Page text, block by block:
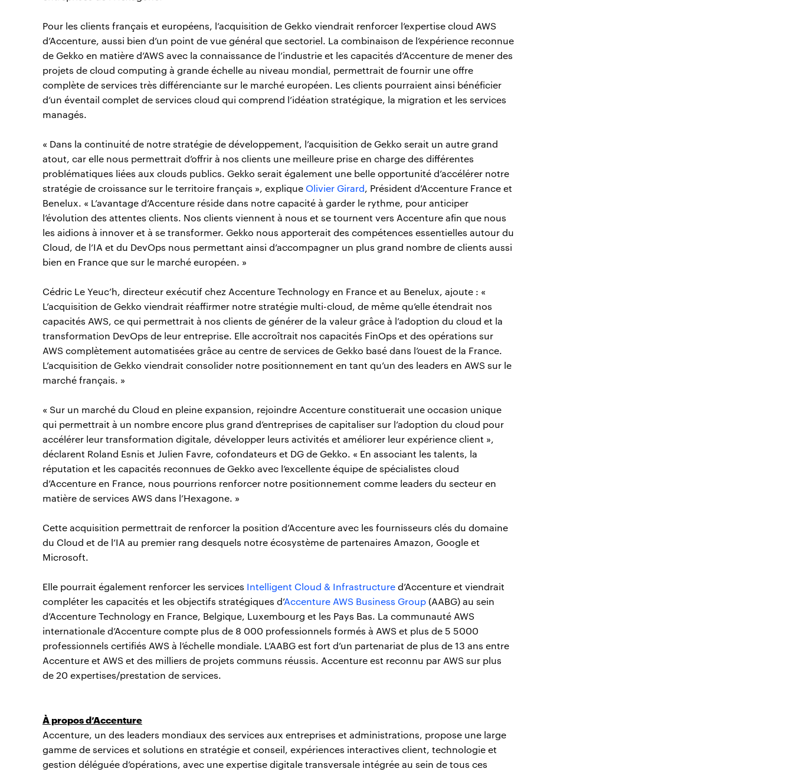
Pour les clients français et européens, l’acquisition de Gekko viendrait renforcer l’expertise cloud AWS
d’Accenture, aussi bien d’un point de vue général que sectoriel. La combinaison de l’expérience reconnue
de Gekko en matière d’AWS avec la connaissance de l’industrie et les capacités d’Accenture de mener des
projets de cloud computing à grande échelle au niveau mondial, permettrait de fournir une offre
complète de services très différenciante sur le marché européen. Les clients pourraient ainsi bénéficier
d’un éventail complet de services cloud qui comprend l’idéation stratégique, la migration et les services
managés.
« Dans la continuité de notre stratégie de développement, l’acquisition de Gekko serait un autre grand
atout, car elle nous permettrait d’offrir à nos clients une meilleure prise en charge des différentes
problématiques liées aux clouds publics. Gekko serait également une belle opportunité d’accélérer notre
stratégie de croissance sur le territoire français », explique Olivier Girard, Président d’Accenture France et
Benelux. « L’avantage d’Accenture réside dans notre capacité à garder le rythme, pour anticiper
l’évolution des attentes clients. Nos clients viennent à nous et se tournent vers Accenture afin que nous
les aidions à innover et à se transformer. Gekko nous apporterait des compétences essentielles autour du
Cloud, de l’IA et du DevOps nous permettant ainsi d’accompagner un plus grand nombre de clients aussi
bien en France que sur le marché européen. »
Cédric Le Yeuc’h, directeur exécutif chez Accenture Technology en France et au Benelux, ajoute : «
L’acquisition de Gekko viendrait réaffirmer notre stratégie multi-cloud, de même qu’elle étendrait nos
capacités AWS, ce qui permettrait à nos clients de générer de la valeur grâce à l’adoption du cloud et la
transformation DevOps de leur entreprise. Elle accroîtrait nos capacités FinOps et des opérations sur
AWS complètement automatisées grâce au centre de services de Gekko basé dans l’ouest de la France.
L’acquisition de Gekko viendrait consolider notre positionnement en tant qu’un des leaders en AWS sur le
marché français. »
« Sur un marché du Cloud en pleine expansion, rejoindre Accenture constituerait une occasion unique
qui permettrait à un nombre encore plus grand d’entreprises de capitaliser sur l’adoption du cloud pour
accélérer leur transformation digitale, développer leurs activités et améliorer leur expérience client »,
déclarent Roland Esnis et Julien Favre, cofondateurs et DG de Gekko. « En associant les talents, la
réputation et les capacités reconnues de Gekko avec l’excellente équipe de spécialistes cloud
d’Accenture en France, nous pourrions renforcer notre positionnement comme leaders du secteur en
matière de services AWS dans l’Hexagone. »
Cette acquisition permettrait de renforcer la position d’Accenture avec les fournisseurs clés du domaine
du Cloud et de l’IA au premier rang desquels notre écosystème de partenaires Amazon, Google et
Microsoft.
Elle pourrait également renforcer les services Intelligent Cloud & Infrastructured’Accenture et viendrait
compléter les capacités et les objectifs stratégiques d’Accenture AWS Business Group (AABG) au sein
d’Accenture Technology en France, Belgique, Luxembourg et les Pays Bas. La communauté AWS
internationale d’Accenture compte plus de 8 000 professionnels formés à AWS et plus de 5 5000
professionnels certifiés AWS à l’échelle mondiale. L’AABG est fort d’un partenariat de plus de 13 ans entre
Accenture et AWS et des milliers de projets communs réussis. Accenture est reconnu par AWS sur plus
de 20 expertises/prestation de services.
À propos d’Accenture
Accenture, un des leaders mondiaux des services aux entreprises et administrations, propose une large
gamme de services et solutions en stratégie et conseil, expériences interactives client, technologie et
gestion déléguée d’opérations, avec une expertise digitale transversale intégrée au sein de tous ces